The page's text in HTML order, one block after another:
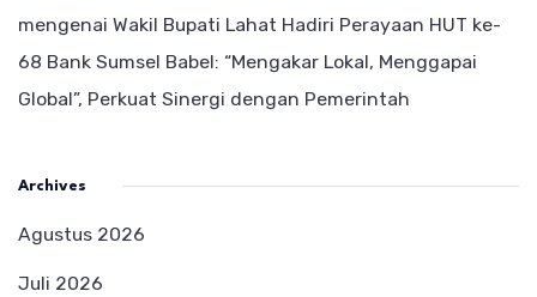
mengenai Wakil Bupati Lahat Hadiri Perayaan HUT ke-
68 Bank Sumsel Babel: “Mengakar Lokal, Menggapai
Global”, Perkuat Sinergi dengan Pemerintah
Archives
Agustus 2026
Juli 2026